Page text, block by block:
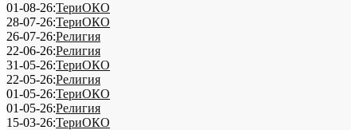
01-08-26:ТериОКО
28-07-26:ТериОКО
26-07-26:Религия
22-06-26:Религия
31-05-26:ТериОКО
22-05-26:Религия
01-05-26:ТериОКО
01-05-26:Религия
15-03-26:ТериОКО